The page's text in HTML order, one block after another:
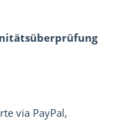
via PayPal,